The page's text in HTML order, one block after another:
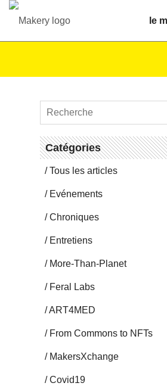
le
Ca­té­go­ries
Tous les articles
Evé­ne­ments
Chro­niques
En­tre­tiens
More-Than-Pla­net
Feral Labs
ART4MED
From Commons to NFTs
Ma­kersX­change
Covid19